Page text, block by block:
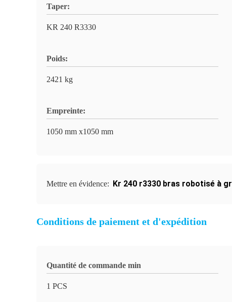
Taper:
KR 240 R3330
Poids:
2421 kg
Empreinte:
1050 mm x1050 mm
Mettre en évidence: Kr 240 r3330 bras robotisé à
Conditions de paiement et d'expédition
Quantité de commande min
1 PCS